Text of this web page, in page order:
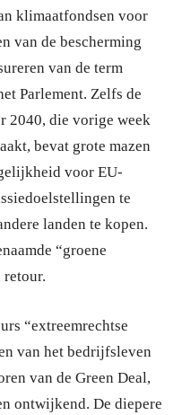
klimaatfondsen voor
van de bescherming
van de term
Parlement. Zelfs de
2040, die vorige week
bevat grote mazen
voor EU-
te
landen te kopen.
“groene
“extreemrechtse
van het bedrijfsleven
van de Green Deal,
ontwijkend. De diepere